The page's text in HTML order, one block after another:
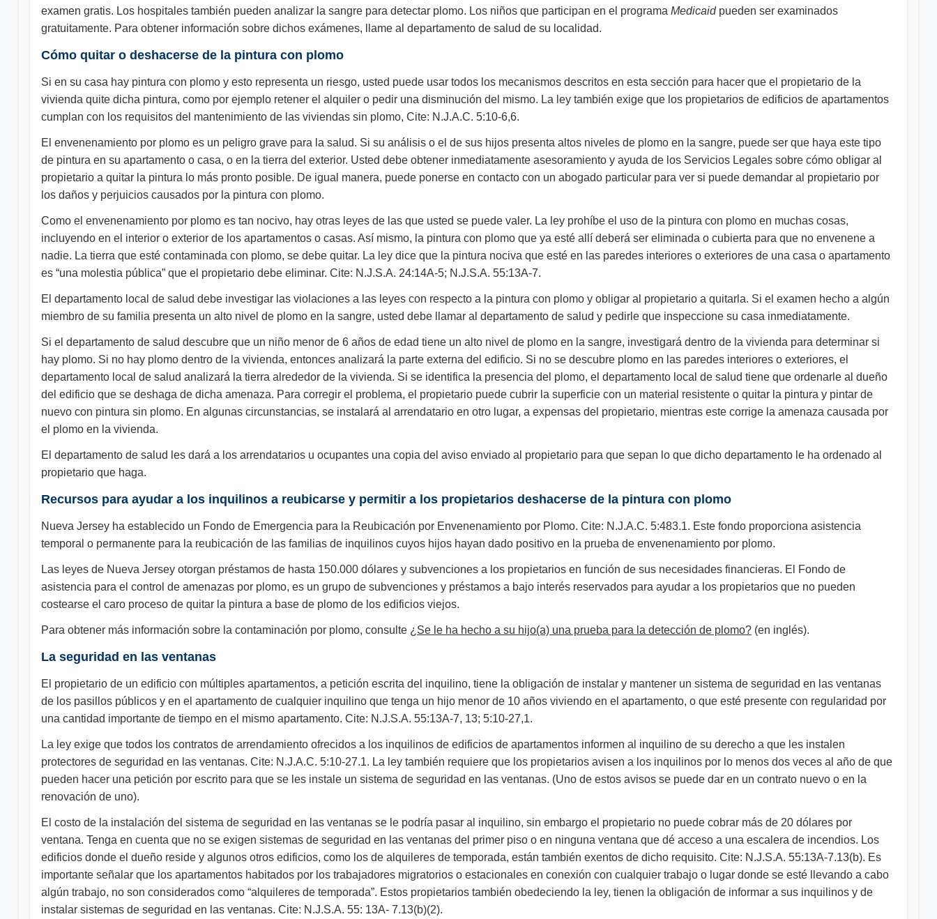
examen gratis. Los hospitales también pueden analizar la sangre para detectar plomo. Los niños que participan en el programa Medicaidpueden ser examinados
gratuitamente. Para obtener información sobre dichos exámenes, llame al departamento de salud de su localidad.
Cómo quitar o deshacerse de la pintura con plomo
Si en su casa hay pintura con plomo y esto representa un riesgo, usted puede usar todos los mecanismos descritos en esta sección para hacer que el propietario de la
vivienda quite dicha pintura, como por ejemplo retener el alquiler o pedir una disminución del mismo. La ley también exige que los propietarios de edificios de apartamentos
cumplan con los requisitos del mantenimiento de las viviendas sin plomo, Cite: N.J.A.C. 5:10-6,6.
El envenenamiento por plomo es un peligro grave para la salud. Si su análisis o el de sus hijos presenta altos niveles de plomo en la sangre, puede ser que haya este tipo
de pintura en su apartamento o casa, o en la tierra del exterior. Usted debe obtener inmediatamente asesoramiento y ayuda de los Servicios Legales sobre cómo obligar al
propietario a quitar la pintura lo más pronto posible. De igual manera, puede ponerse en contacto con un abogado particular para ver si puede demandar al propietario por
los daños y perjuicios causados por la pintura con plomo.
Como el envenenamiento por plomo es tan nocivo, hay otras leyes de las que usted se puede valer. La ley prohíbe el uso de la pintura con plomo en muchas cosas,
incluyendo en el interior o exterior de los apartamentos o casas. Así mismo, la pintura con plomo que ya esté allí deberá ser eliminada o cubierta para que no envenene a
nadie. La tierra que esté contaminada con plomo, se debe quitar. La ley dice que la pintura nociva que esté en las paredes interiores o exteriores de una casa o apartamento
es “una molestia pública” que el propietario debe eliminar. Cite: N.J.S.A. 24:14A-5; N.J.S.A. 55:13A-7.
El departamento local de salud debe investigar las violaciones a las leyes con respecto a la pintura con plomo y obligar al propietario a quitarla. Si el examen hecho a algún
miembro de su familia presenta un alto nivel de plomo en la sangre, usted debe llamar al departamento de salud y pedirle que inspeccione su casa inmediatamente.
Si el departamento de salud descubre que un niño menor de 6 años de edad tiene un alto nivel de plomo en la sangre, investigará dentro de la vivienda para determinar si
hay plomo. Si no hay plomo dentro de la vivienda, entonces analizará la parte externa del edificio. Si no se descubre plomo en las paredes interiores o exteriores, el
departamento local de salud analizará la tierra alrededor de la vivienda. Si se identifica la presencia del plomo, el departamento local de salud tiene que ordenarle al dueño
del edificio que se deshaga de dicha amenaza. Para corregir el problema, el propietario puede cubrir la superficie con un material resistente o quitar la pintura y pintar de
nuevo con pintura sin plomo. En algunas circunstancias, se instalará al arrendatario en otro lugar, a expensas del propietario, mientras este corrige la amenaza causada por
el plomo en la vivienda.
El departamento de salud les dará a los arrendatarios u ocupantes una copia del aviso enviado al propietario para que sepan lo que dicho departamento le ha ordenado al
propietario que haga.
Recursos para ayudar a los inquilinos a reubicarse y permitir a los propietarios deshacerse de la pintura con plomo
Nueva Jersey ha establecido un Fondo de Emergencia para la Reubicación por Envenenamiento por Plomo. Cite: N.J.A.C. 5:483.1. Este fondo proporciona asistencia
temporal o permanente para la reubicación de las familias de inquilinos cuyos hijos hayan dado positivo en la prueba de envenenamiento por plomo.
Las leyes de Nueva Jersey otorgan préstamos de hasta 150.000 dólares y subvenciones a los propietarios en función de sus necesidades financieras. El Fondo de
asistencia para el control de amenazas por plomo, es un grupo de subvenciones y préstamos a bajo interés reservados para ayudar a los propietarios que no pueden
costearse el caro proceso de quitar la pintura a base de plomo de los edificios viejos.
Para obtener más información sobre la contaminación por plomo, consulte ¿Se le ha hecho a su hijo(a) una prueba para la detección de plomo? (en inglés).
La seguridad en las ventanas
El propietario de un edificio con múltiples apartamentos, a petición escrita del inquilino, tiene la obligación de instalar y mantener un sistema de seguridad en las ventanas
de los pasillos públicos y en el apartamento de cualquier inquilino que tenga un hijo menor de 10 años viviendo en el apartamento, o que esté presente con regularidad por
una cantidad importante de tiempo en el mismo apartamento. Cite: N.J.S.A. 55:13A-7, 13; 5:10-27,1.
La ley exige que todos los contratos de arrendamiento ofrecidos a los inquilinos de edificios de apartamentos informen al inquilino de su derecho a que les instalen
protectores de seguridad en las ventanas. Cite: N.J.A.C. 5:10-27.1. La ley también requiere que los propietarios avisen a los inquilinos por lo menos dos veces al año de que
pueden hacer una petición por escrito para que se les instale un sistema de seguridad en las ventanas. (Uno de estos avisos se puede dar en un contrato nuevo o en la
renovación de uno).
El costo de la instalación del sistema de seguridad en las ventanas se le podría pasar al inquilino, sin embargo el propietario no puede cobrar más de 20 dólares por
ventana. Tenga en cuenta que no se exigen sistemas de seguridad en las ventanas del primer piso o en ninguna ventana que dé acceso a una escalera de incendios. Los
edificios donde el dueño reside y algunos otros edificios, como los de alquileres de temporada, están también exentos de dicho requisito. Cite: N.J.S.A. 55:13A-7.13(b). Es
importante señalar que los apartamentos habitados por los trabajadores migratorios o estacionales en conexión con cualquier trabajo o lugar donde se esté llevando a cabo
algún trabajo, no son considerados como “alquileres de temporada”. Estos propietarios también obedeciendo la ley, tienen la obligación de informar a sus inquilinos y de
instalar sistemas de seguridad en las ventanas. Cite: N.J.S.A. 55: 13A- 7.13(b)(2).